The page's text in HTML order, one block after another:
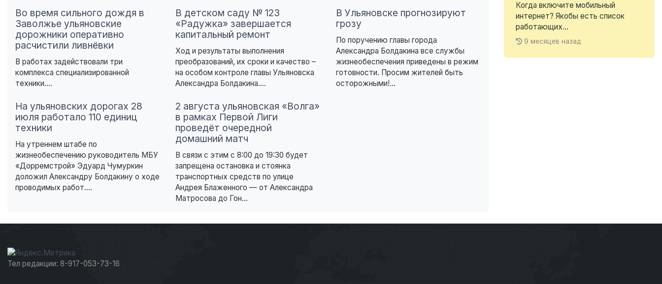
Во время сильного дождя в
Заволжье ульяновские
дорожники оперативно
расчистили ливнёвки
В работах задействовали три
комплекса специализированной
техники....
В детском саду № 123
«Радужка» завершается
капитальный ремонт
Ход и результаты выполнения
преобразований, их сроки и качество –
на особом контроле главы Ульяновска
Александра Болдакина....
В Ульяновске прогнозируют
грозу
По поручению главы города
Александра Болдакина все службы
жизнеобеспечения приведены в режим
готовности. Просим жителей быть
осторожными!...
На ульяновских дорогах 28
июля работало 110 единиц
техники
На утреннем штабе по
жизнеобеспечению руководитель МБУ
«Дорремстрой» Эдуард Чумуркин
доложил Александру Болдакину о ходе
проводимых работ....
2 августа ульяновская «Волга»
в рамках Первой Лиги
проведёт очередной
домашний матч
В связи с этим с 8:00 до 19:30 будет
запрещена остановка и стоянка
транспортных средств по улице
Андрея Блаженного — от Александра
Матросова до Гон...
Когда включите мобильный
интернет? Якобы есть список
работающих...
9 месяцев назад
Тел редакции: 8-917-053-73-16